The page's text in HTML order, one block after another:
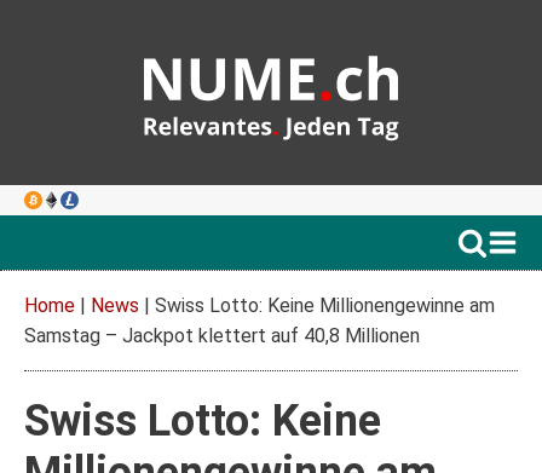
Home | News | Swiss Lotto: Keine Millionengewinne am
Samstag – Jackpot klettert auf 40,8 Millionen
Swiss Lotto: Keine